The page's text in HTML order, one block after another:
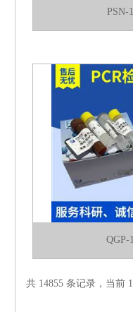
PSN-
QGP-
共 14855 条记录，当前